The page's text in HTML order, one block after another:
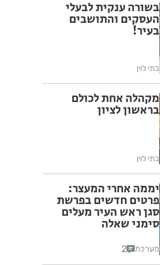
בשורה ענקית לבעלי
העסקים והתושבים
בעיר!
בתי לוין
מקהלה אחת לכולם
בראשון לציון
בתי לוין
יממה אחרי המעצר:
פרטים חדשים בפרשת
סגן ראש העיר מעלים
סימני שאלה
מערכת 2